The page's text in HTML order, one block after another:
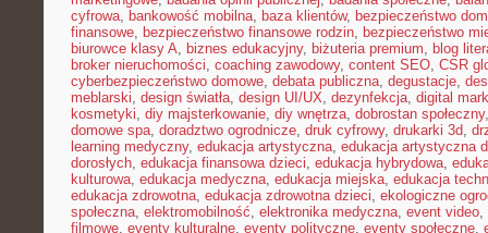
cyfrowa, bankowość mobilna, baza klientów, bezpieczeństwo
finansowe, bezpieczeństwo finansowe rodzin, bezpieczeństwo
biurowce klasy A, biznes edukacyjny, biżuteria premium, blog
broker nieruchomości, coaching zawodowy, content SEO, CSR
cyberbezpieczeństwo domowe, debata publiczna, degustacje,
meblarski, design światła, design UI/UX, dezynfekcja, digital
kosmetyki, diy majsterkowanie, diy wnętrza, dobrostan społeczny
domowe spa, doradztwo ogrodnicze, druk cyfrowy, drukarki 3d,
learning medyczny, edukacja artystyczna, edukacja artystyczna
dorosłych, edukacja finansowa dzieci, edukacja hybrydowa,
kulturowa, edukacja medyczna, edukacja miejska, edukacja
edukacja zdrowotna, edukacja zdrowotna dzieci, ekologiczne
społeczna, elektromobilność, elektronika medyczna, event video,
filmowe, eventy kulturalne, eventy polityczne, eventy społeczne,